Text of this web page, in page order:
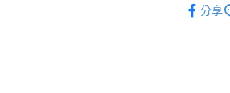
２．便
３．安
分享